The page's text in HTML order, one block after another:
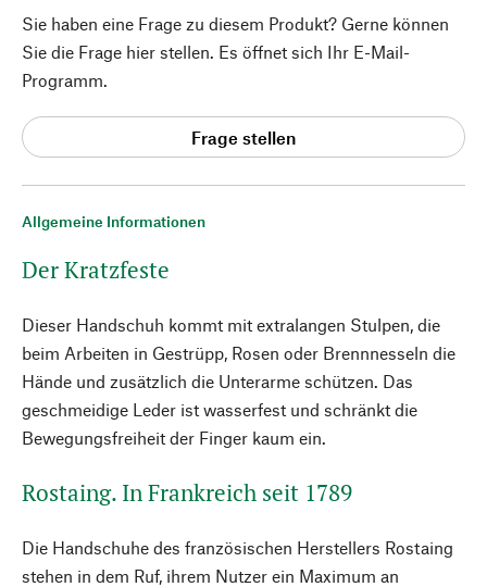
Allgemeine Informationen
Der Kratzfeste
Dieser Handschuh kommt mit extralangen Stulpen, die
beim Arbeiten in Gestrüpp, Rosen oder Brennnesseln die
Hände und zusätzlich die Unterarme schützen. Das
geschmeidige Leder ist wasserfest und schränkt die
Bewegungsfreiheit der Finger kaum ein.
Rostaing. In Frankreich seit 1789
Die Handschuhe des französischen Herstellers Rostaing
stehen in dem Ruf, ihrem Nutzer ein Maximum an
Sie haben eine Frage zu diesem Produkt? Gerne können
Sie die Frage hier stellen. Es öffnet sich Ihr E-Mail-
Programm.
Frage stellen